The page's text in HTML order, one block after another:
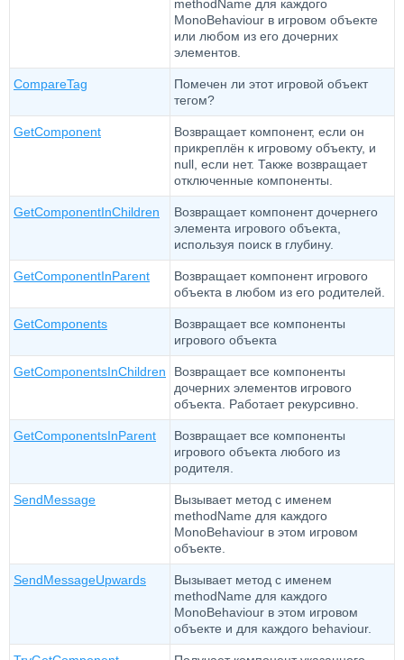
methodName для каждого
MonoBehaviour в игровом объекте
или любом из его дочерних
элементов.
CompareTag
Помечен ли этот игровой объект
тегом?
GetComponent
Возвращает компонент, если он
прикреплён к игровому объекту, и
null, если нет. Также возвращает
отключенные компоненты.
GetComponentInChildren
Возвращает компонент дочернего
элемента игрового объекта,
используя поиск в глубину.
GetComponentInParent
Возвращает компонент игрового
объекта в любом из его родителей.
GetComponents
Возвращает все компоненты
игрового объекта
GetComponentsInChildren
Возвращает все компоненты
дочерних элементов игрового
объекта. Работает рекурсивно.
GetComponentsInParent
Возвращает все компоненты
игрового объекта любого из
родителя.
SendMessage
Вызывает метод с именем
methodName для каждого
MonoBehaviour в этом игровом
объекте.
SendMessageUpwards
Вызывает метод с именем
methodName для каждого
MonoBehaviour в этом игровом
объекте и для каждого behaviour.